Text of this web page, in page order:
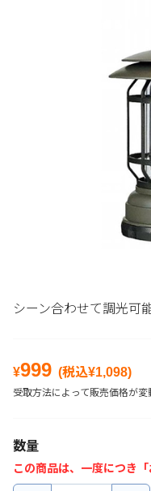
シーン合わせて調光可
¥999 (税込¥1,098)
受取方法によって販売価格が変
数量
この商品は、一度につき「